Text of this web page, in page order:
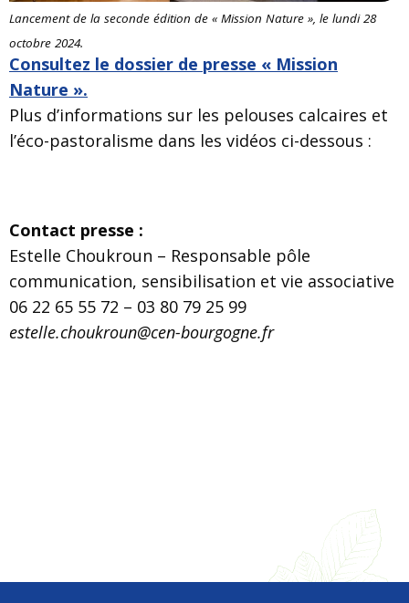
Lancement de la seconde édition de « Mission Nature », le lundi 28
octobre 2024.
Consultez le dossier de presse « Mission
Nature ».
Plus d’informations sur les pelouses calcaires et
l’éco-pastoralisme dans les vidéos ci-dessous :
Contact presse :
Estelle Choukroun – Responsable pôle
communication, sensibilisation et vie associative
06 22 65 55 72 – 03 80 79 25 99
estelle.choukroun@cen-bourgogne.fr